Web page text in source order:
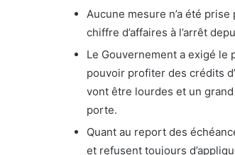
Aucune mesure n’a été
chiffre d’affaires à l’arrêt
Le Gouvernement a exigé le
pouvoir profiter des crédits
vont être lourdes et un
porte.
Quant au report des
et refusent toujours